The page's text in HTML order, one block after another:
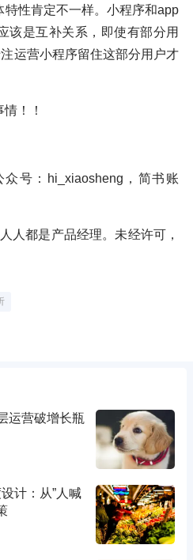
性肯定不一样。小程序和app
该是互补关系，即使有部分用
运营小程序留住这部分用户才
！！
号：hi_xiaosheng，简书账
人都是产品经理。未经许可，
运营破增长瓶
计：从”人喊